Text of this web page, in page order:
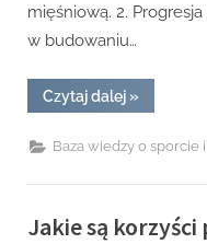
mięśniową. 2.
w budowaniu…
Czytaj dalej“Najlepsze
strategie
na
budowanie
»
Baza wiedzy o sporcie
Jakie są